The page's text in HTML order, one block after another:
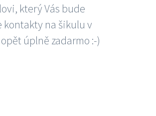
který Vás bude
kontakty na šikulu v
úplně zadarmo :-)